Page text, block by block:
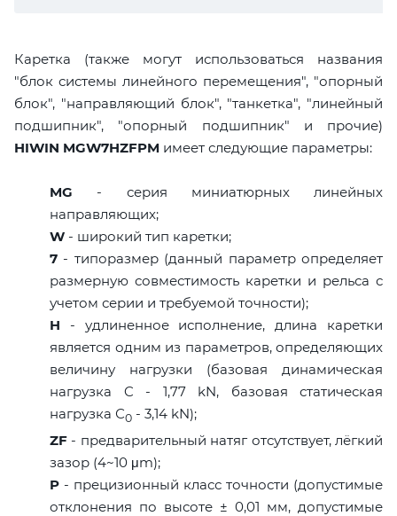
Каретка (также могут использоваться названия
"блок системы линейного перемещения", "опорный
блок", "направляющий блок", "танкетка", "линейный
подшипник", "опорный подшипник" и прочие)
HIWIN MGW7HZFPM имеет следующие параметры:
MG - серия миниатюрных линейных
направляющих;
W - широкий тип каретки;
7 - типоразмер (данный параметр определяет
размерную совместимость каретки и рельса с
учетом серии и требуемой точности);
H - удлиненное исполнение, длина каретки
является одним из параметров, определяющих
величину нагрузки (базовая динамическая
нагрузка C - 1,77 kN, базовая статическая
нагрузка С0 - 3,14 kN);
ZF - предварительный натяг отсутствует, лёгкий
зазор (4~10 μm);
P - прецизионный класс точности (допустимые
отклонения по высоте ± 0,01 мм, допустимые